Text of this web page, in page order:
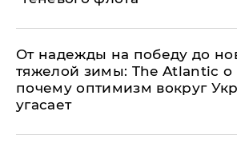
От надежды на победу до
тяжелой зимы: The Atlantic о
почему оптимизм вокруг
угасает